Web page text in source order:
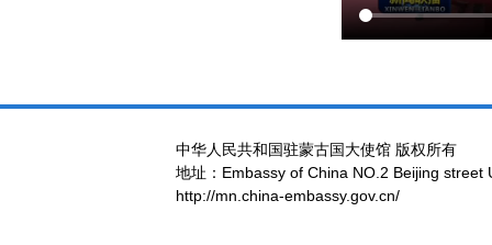
中华人民共和国驻蒙古国大使馆 版权所有
地址：Embassy of China NO.2 Beijing street
http://mn.china-embassy.gov.cn/